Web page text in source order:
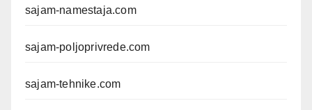
sajam-namestaja.com
sajam-poljoprivrede.com
sajam-tehnike.com